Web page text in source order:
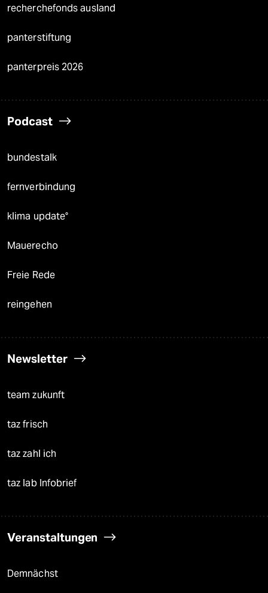
recherchefonds ausland
panterstiftung
panterpreis 2026
Podcast
bundestalk
fernverbindung
klima update°
Mauerecho
Freie Rede
reingehen
Newsletter
team zukunft
taz frisch
taz zahl ich
taz lab Infobrief
Veranstaltungen
Demnächst